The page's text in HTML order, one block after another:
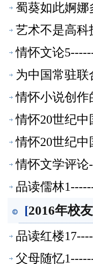
蜀葵如此婀娜
艺术不是高科
情怀文论
为中国常驻
情怀小说创作
情怀20世纪
情怀20世纪
情怀文学评论
品读儒林
[2016年校
品读红楼
父母随忆